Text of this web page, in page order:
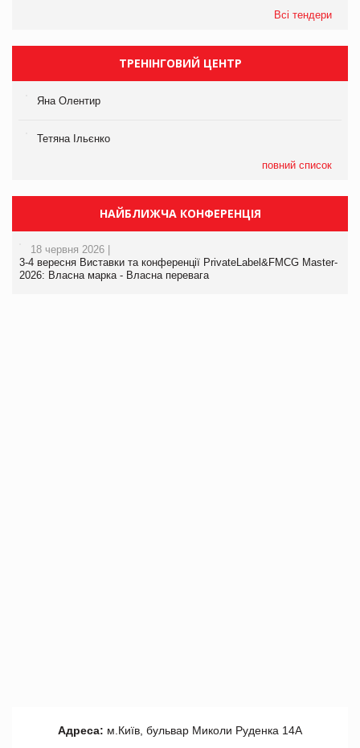
Всі тендери
ТРЕНІНГОВИЙ ЦЕНТР
Яна Олентир
Тетяна Ільєнко
повний список
НАЙБЛИЖЧА КОНФЕРЕНЦІЯ
18 червня 2026 |
3-4 вересня Виставки та конференції PrivateLabel&FMCG Master-
2026: Власна марка - Власна перевага
Адреса: м.Київ, бульвар Миколи Руденка 14А